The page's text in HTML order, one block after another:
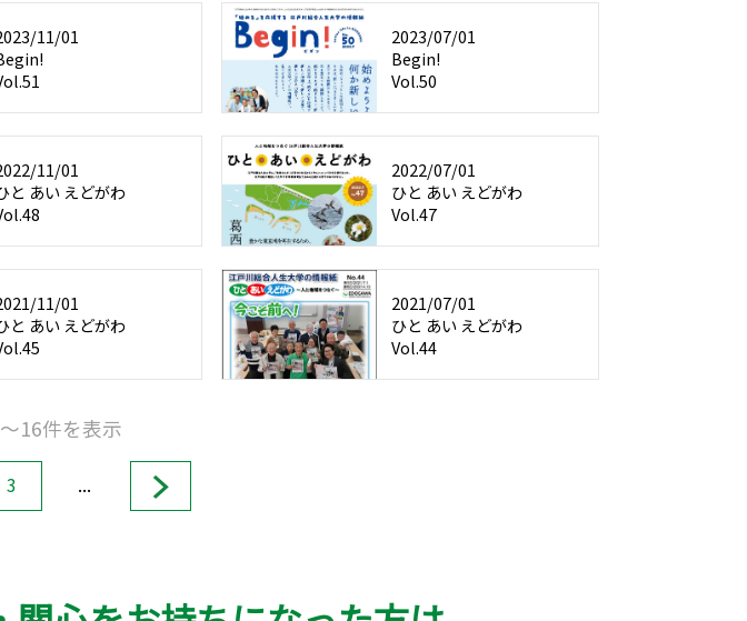
11/01
2023/07/01
Begin!
Vol.50
11/01
と あい えどがわ
2022/07/01
ひと あい えどがわ
Vol.47
11/01
と あい えどがわ
2021/07/01
ひと あい えどがわ
Vol.44
16件を表示
3 ...